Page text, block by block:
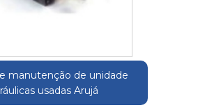
manutenção de unidade
usadas Arujá